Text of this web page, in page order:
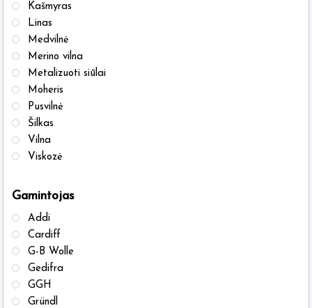
Kašmyras
Linas
Medvilnė
Merino vilna
Metalizuoti siūlai
Moheris
Pusvilnė
Šilkas
Vilna
Viskozė
Gamintojas
Addi
Cardiff
G-B Wolle
Gedifra
GGH
Gründl